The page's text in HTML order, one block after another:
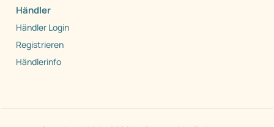
Händler
Händler Login
Registrieren
Händlerinfo